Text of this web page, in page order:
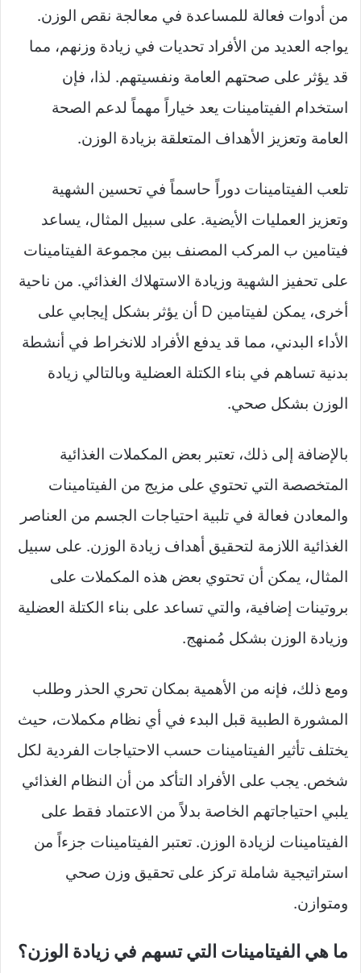
من أدوات فعالة للمساعدة في معالجة نقص الوزن.
يواجه العديد من الأفراد تحديات في زيادة وزنهم، مما
قد يؤثر على صحتهم العامة ونفسيتهم. لذا، فإن
استخدام الفيتامينات يعد خياراً مهماً لدعم الصحة
العامة وتعزيز الأهداف المتعلقة بزيادة الوزن.
تلعب الفيتامينات دوراً حاسماً في تحسين الشهية
وتعزيز العمليات الأيضية. على سبيل المثال، يساعد
فيتامين ب المركب المصنف بين مجموعة الفيتامينات
على تحفيز الشهية وزيادة الاستهلاك الغذائي. من ناحية
أخرى، يمكن لفيتامين D أن يؤثر بشكل إيجابي على
الأداء البدني، مما قد يدفع الأفراد للانخراط في أنشطة
بدنية تساهم في بناء الكتلة العضلية وبالتالي زيادة
الوزن بشكل صحي.
بالإضافة إلى ذلك، تعتبر بعض المكملات الغذائية
المتخصصة التي تحتوي على مزيج من الفيتامينات
والمعادن فعالة في تلبية احتياجات الجسم من العناصر
الغذائية اللازمة لتحقيق أهداف زيادة الوزن. على سبيل
المثال، يمكن أن تحتوي بعض هذه المكملات على
بروتينات إضافية، والتي تساعد على بناء الكتلة العضلية
وزيادة الوزن بشكل مُمنهج.
ومع ذلك، فإنه من الأهمية بمكان تحري الحذر وطلب
المشورة الطبية قبل البدء في أي نظام مكملات، حيث
يختلف تأثير الفيتامينات حسب الاحتياجات الفردية لكل
شخص. يجب على الأفراد التأكد من أن النظام الغذائي
يلبي احتياجاتهم الخاصة بدلاً من الاعتماد فقط على
الفيتامينات لزيادة الوزن. تعتبر الفيتامينات جزءاً من
استراتيجية شاملة تركز على تحقيق وزن صحي
ومتوازن.
ما هي الفيتامينات التي تسهم في زيادة الوزن؟